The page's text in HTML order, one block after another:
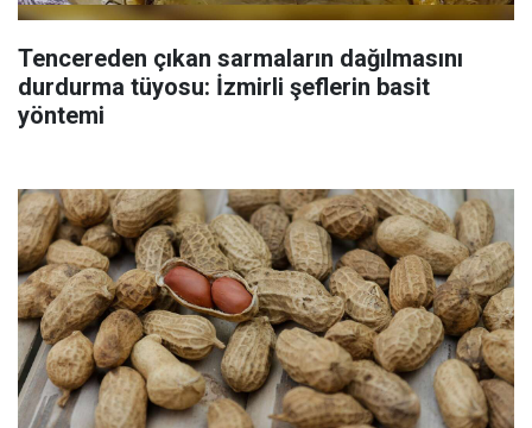
Tencereden çıkan sarmaların dağılmasını
durdurma tüyosu: İzmirli şeflerin basit
yöntemi